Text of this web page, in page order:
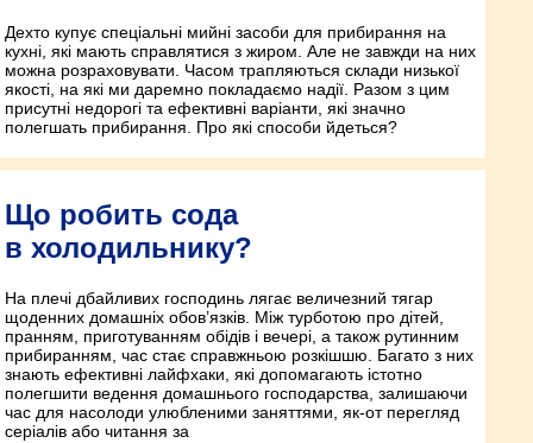
Дехто купує спеціальні мийні засоби для прибирання на
кухні, які мають справлятися з жиром. Але не завжди на них
можна розраховувати. Часом трапляються склади низької
якості, на які ми даремно покладаємо надії. Разом з цим
присутні недорогі та ефективні варіанти, які значно
полегшать прибирання. Про які способи йдеться?
Що робить сода
в холодильнику?
На плечі дбайливих господинь лягає величезний тягар
щоденних домашніх обов’язків. Між турботою про дітей,
пранням, приготуванням обідів і вечері, а також рутинним
прибиранням, час стає справжньою розкішшю. Багато з них
знають ефективні лайфхаки, які допомагають істотно
полегшити ведення домашнього господарства, залишаючи
час для насолоди улюбленими заняттями, як-от перегляд
серіалів або читання за